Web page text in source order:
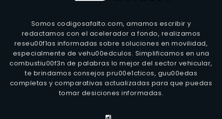
Somos codigosafalto.com, amamos escribir y
redactamos con el acelerador a fondo, realizamos
reseu00f1as informadas sobre soluciones en movilidad,
especialmente de vehu00edculos. Simplificamos en una
combustiu00f3n de palabras lo mejor del sector vehicular,
te brindamos consejos pru00e1cticos, guu00edas
completas y comparativas actualizadas para que puedas
tomar desiciones informadas.